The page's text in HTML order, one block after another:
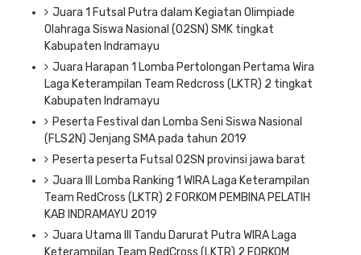
Juara 1 Futsal Putra dalam Kegiatan Olimpiade
Olahraga Siswa Nasional (O2SN) SMK tingkat
Kabupaten Indramayu
Juara Harapan 1 Lomba Pertolongan Pertama Wira
Laga Keterampilan Team Redcross (LKTR) 2 tingkat
Kabupaten Indramayu
Peserta Festival dan Lomba Seni Siswa Nasional
(FLS2N) Jenjang SMA pada tahun 2019
Peserta peserta Futsal O2SN provinsi jawa barat
Juara III Lomba Ranking 1 WIRA Laga Keterampilan
Team RedCross (LKTR) 2 FORKOM PEMBINA PELATIH
KAB INDRAMAYU 2019
Juara Utama III Tandu Darurat Putra WIRA Laga
Keterampilan Team RedCross (LKTR) 2 FORKOM